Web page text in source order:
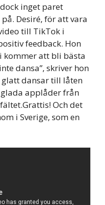
inget paret
Desiré, för att vara
till TikTok i
feedback. Hon
kommer att bli bästa
dansa”, skriver hon
dansar till låten
glada applåder från
Och det
i Sverige, som en